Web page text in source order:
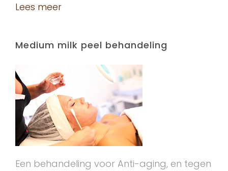
Lees meer
Medium milk peel behandeling
Een behandeling voor Anti-aging, en tegen